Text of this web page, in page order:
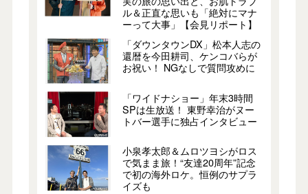
ル＆正直な思いも「絶対にマナ
ーって大事」【会見リポート】
「ダウンタウンDX」松本人志の
還暦を今田耕司、ケンコバらが
お祝い！ NGなしで質問攻めに
「ワイドナショー」年末3時間
SPは生放送！ 東野幸治がヌー
トバー選手に独占インタビュー
小泉孝太郎＆ムロツヨシがロス
で気まま旅！“友達20周年”記念
で初の海外ロケ。恒例のサプラ
イズも